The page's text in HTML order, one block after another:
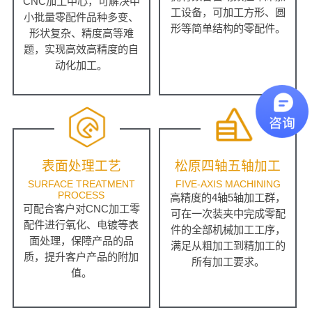
小批量零配件品种多变、
形状复杂、精度高等难
题，实现高效高精度的自
动化加工。
工设备，可加工方形、圆
形等简单结构的零配件。
表面处理工艺
SURFACE TREATMENT
PROCESS
可配合客户对CNC加工零
配件进行氧化、电镀等表
面处理，保障产品的品
质，提升客户产品的附加
值。
松原四轴五轴加工
FIVE-AXIS MACHINING
高精度的4轴5轴加工群，
可在一次装夹中完成零配
件的全部机械加工工序，
满足从粗加工到精加工的
所有加工要求。